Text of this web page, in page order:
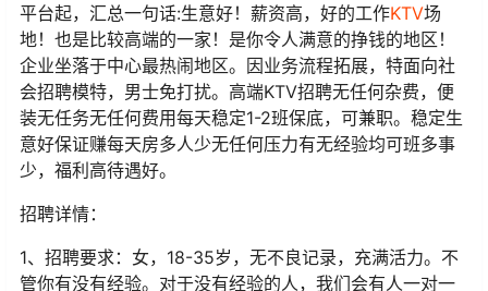
平台起，汇总一句话:生意好！薪资高，好的工作KTV场
地！也是比较高端的一家！是你令人满意的挣钱的地区！
企业坐落于中心最热闹地区。因业务流程拓展，特面向社
会招聘模特，男士免打扰。高端KTV招聘无任何杂费，便
装无任务无任何费用每天稳定1-2班保底，可兼职。稳定生
意好保证赚每天房多人少无任何压力有无经验均可班多事
少，福利高待遇好。
招聘详情：
1、招聘要求：女，18-35岁，无不良记录，充满活力。不
管你有没有经验。对于没有经验的人，我们会有人一对一